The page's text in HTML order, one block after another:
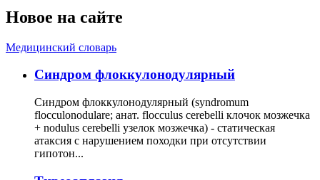
Новое на сайте
Медицинский словарь
Cиндром флоккулонодулярный
Синдром флоккулонодулярный (syndromum
flocculonodulare; анат. flocculus cerebelli клочок мозжечка
+ nodulus cerebelli узелок мозжечка) - статическая
атаксия с нарушением походки при отсутствии
гипотон...